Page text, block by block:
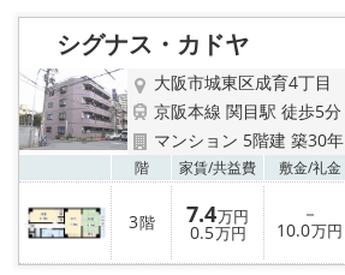
シグナス・カドヤ
大阪市城東区成育4丁目
京阪本線 関目駅 徒歩5分
マンション 5階建 築30年
階 家賃/共益費 敷金/礼金
3階 7.4万円
0.5万円
－
10.0万円